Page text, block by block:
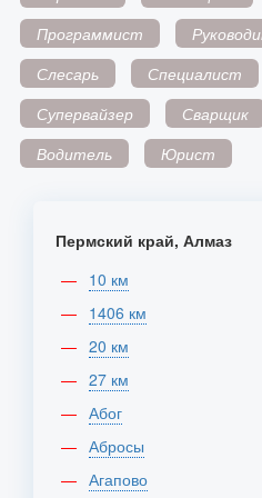
Программист
Слесарь
Специалист
Супервайзер
Сварщик
Водитель
Юрист
Пермский край, Алмаз
10 км
1406 км
20 км
27 км
Абог
Абросы
Агапово